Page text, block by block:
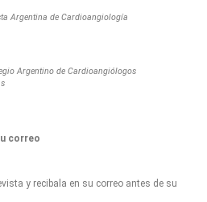
Argentina de Cardioangiología
Argentino de Cardioangiólogos
correo
y recibala en su correo antes de su